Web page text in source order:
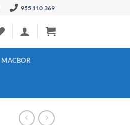
955 110 369
MACBOR